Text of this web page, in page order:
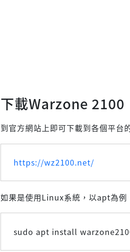
下載Warzone 2100
到官方網站上即可下載到各個平台
https://wz2100.net/
如果是使用Linux系統，以apt為例
sudo apt install